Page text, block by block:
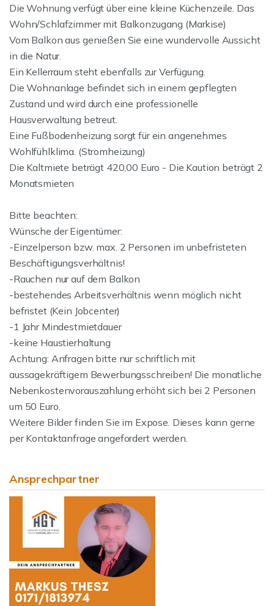
Die Wohnung verfügt über eine kleine Küchenzeile. Das
Wohn/Schlafzimmer mit Balkonzugang (Markise)
Vom Balkon aus genießen Sie eine wundervolle Aussicht
in die Natur.
Ein Kellerraum steht ebenfalls zur Verfügung.
Die Wohnanlage befindet sich in einem gepflegten
Zustand und wird durch eine professionelle
Hausverwaltung betreut.
Eine Fußbodenheizung sorgt für ein angenehmes
Wohlfühlklima. (Stromheizung)
Die Kaltmiete beträgt 420,00 Euro - Die Kaution beträgt 2
Monatsmieten
Bitte beachten:
Wünsche der Eigentümer:
-Einzelperson bzw. max. 2 Personen im unbefristeten
Beschäftigungsverhältnis!
-Rauchen nur auf dem Balkon
-bestehendes Arbeitsverhältnis wenn möglich nicht
befristet (Kein Jobcenter)
-1 Jahr Mindestmietdauer
-keine Haustierhaltung
Achtung: Anfragen bitte nur schriftlich mit
aussagekräftigem Bewerbungsschreiben! Die monatliche
Nebenkostenvorauszahlung erhöht sich bei 2 Personen
um 50 Euro.
Weitere Bilder finden Sie im Expose. Dieses kann gerne
per Kontaktanfrage angefordert werden.
Ansprechpartner